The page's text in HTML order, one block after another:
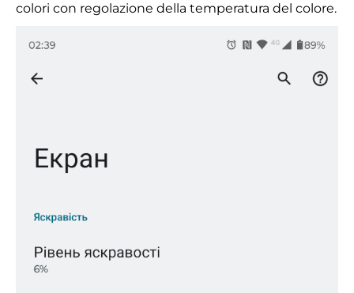
colori con regolazione della temperatura del colore.